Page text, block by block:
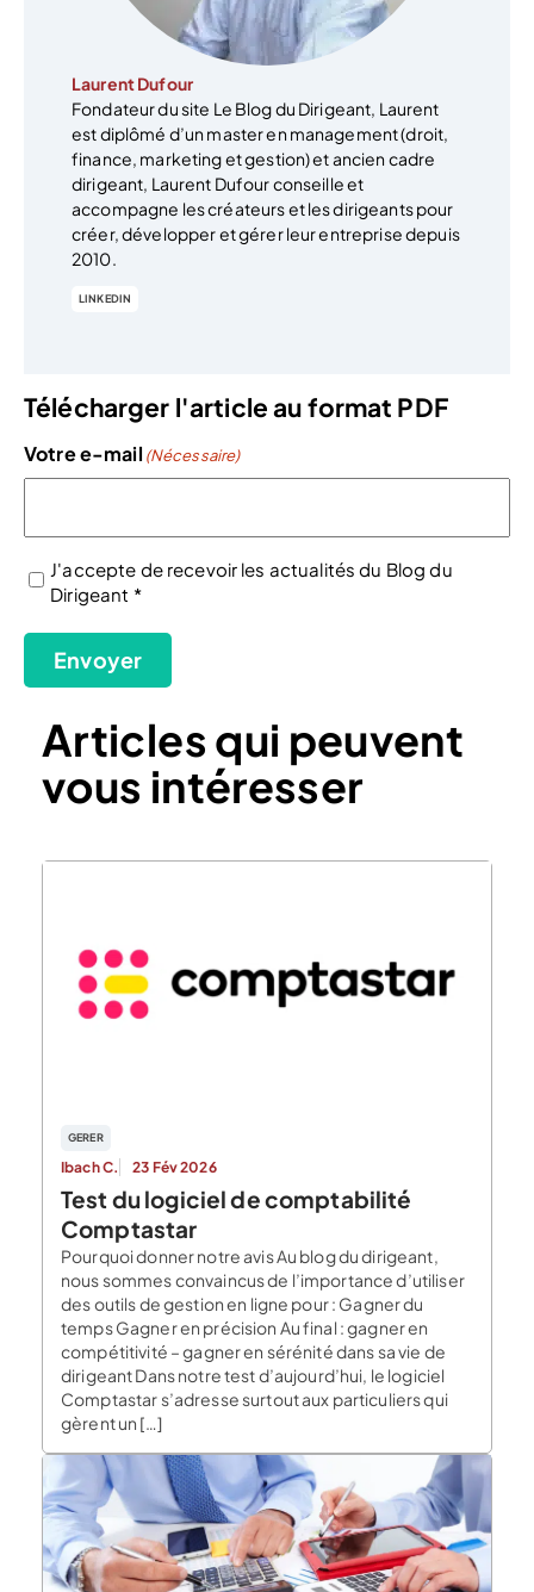
Laurent Dufour
Fondateur du site Le Blog du Dirigeant, Laurent
est diplômé d’un master en management (droit,
finance, marketing et gestion) et ancien cadre
dirigeant, Laurent Dufour conseille et
accompagne les créateurs et les dirigeants pour
créer, développer et gérer leur entreprise depuis
2010.
LINKEDIN
Télécharger l'article au format PDF
Votre e-mail (Nécessaire)
(Nécessaire)
J'accepte de recevoir les actualités du Blog du
Dirigeant *
Envoyer
Articles qui peuvent
vous intéresser
GERER
Ibach C. 23 Fév 2026
Test du logiciel de comptabilité
Comptastar
Pourquoi donner notre avis Au blog du dirigeant,
nous sommes convaincus de l’importance d’utiliser
des outils de gestion en ligne pour : Gagner du
temps Gagner en précision Au final : gagner en
compétitivité – gagner en sérénité dans sa vie de
dirigeant Dans notre test d’aujourd’hui, le logiciel
Comptastar s’adresse surtout aux particuliers qui
gèrent un […]